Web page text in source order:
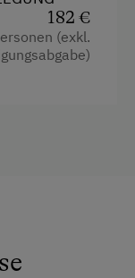
182 €
(exkl.